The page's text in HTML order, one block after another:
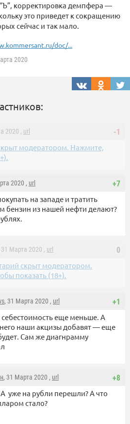
корректировка демпфера —
это приведет к сокращению
сейчас и так мало.
doc/...
2020
-1
2020 , url
модератором. Нажмите,
+7
2020 , url
на западе и тратить
бензин из нашей нефти делают?
0
31 Марта 2020 , url
скрыт модератором.
показать (18+).
+1
, 31 Марта 2020 , url
себестоимость еще меньше. А
него наши акцизы добавят — еще
Сам же диагнрамму
+8
, 31 Марта 2020 , url
уже на рубли перешли? А что
стало?